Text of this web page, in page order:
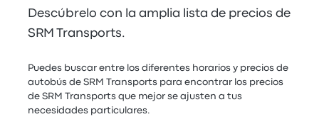
Descúbrelo con la amplia lista de precios de
SRM Transports.
Puedes buscar entre los diferentes horarios y precios de
autobús de SRM Transports para encontrar los precios
de SRM Transports que mejor se ajusten a tus
necesidades particulares.